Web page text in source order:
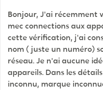
Bonjour, J'ai récemment
mec connections aux
cette vérification, j'ai
nom ( juste un numéro)
réseau. Je n'ai aucune
appareils. Dans les
inconnu, marque